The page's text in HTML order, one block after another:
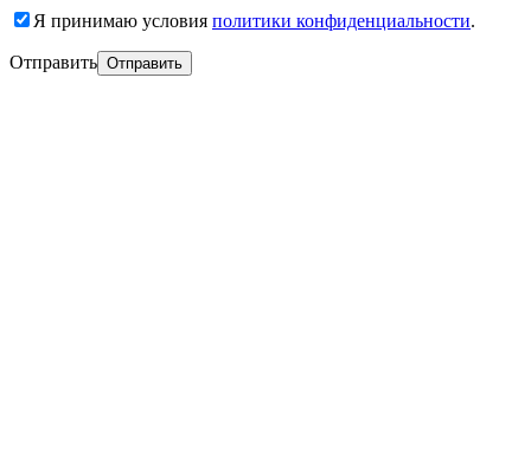
Я принимаю условия политики конфиденциальности.
Отправить